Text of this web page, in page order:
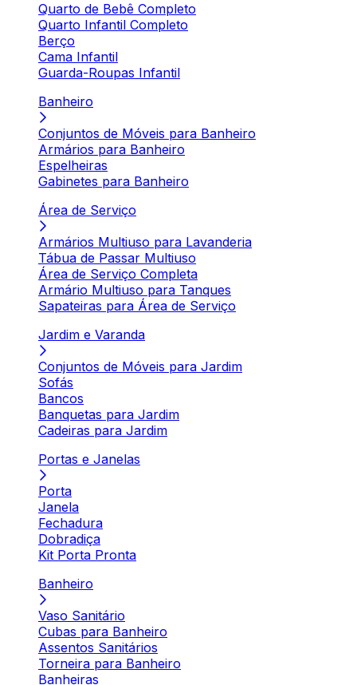
Quarto de Bebê Completo
Quarto Infantil Completo
Berço
Cama Infantil
Guarda-Roupas Infantil
Banheiro
Conjuntos de Móveis para Banheiro
Armários para Banheiro
Espelheiras
Gabinetes para Banheiro
Área de Serviço
Armários Multiuso para Lavanderia
Tábua de Passar Multiuso
Área de Serviço Completa
Armário Multiuso para Tanques
Sapateiras para Área de Serviço
Jardim e Varanda
Conjuntos de Móveis para Jardim
Sofás
Bancos
Banquetas para Jardim
Cadeiras para Jardim
Portas e Janelas
Porta
Janela
Fechadura
Dobradiça
Kit Porta Pronta
Banheiro
Vaso Sanitário
Cubas para Banheiro
Assentos Sanitários
Torneira para Banheiro
Banheiras